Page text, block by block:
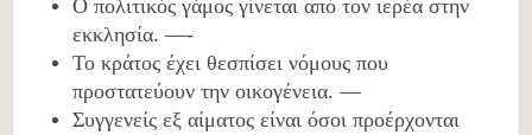
Ο πολιτικός γάμος γίνεται από τον ιερέα στην
εκκλησία. —-
Το κράτος έχει θεσπίσει νόμους που
προστατεύουν την οικογένεια. —
Συγγενείς εξ αίματος είναι όσοι προέρχονται